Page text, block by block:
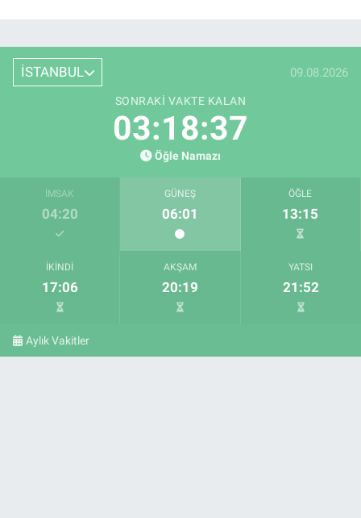
İSTANBUL 09.08.2026
SONRAKI VAKTE KALAN
03:18:36
Öğle Namazı
İMSAK
04:20
GÜNEŞ
06:01
ÖĞLE
13:15
İKINDI
17:06
AKŞAM
20:19
YATSI
21:52
Aylık Vakitler